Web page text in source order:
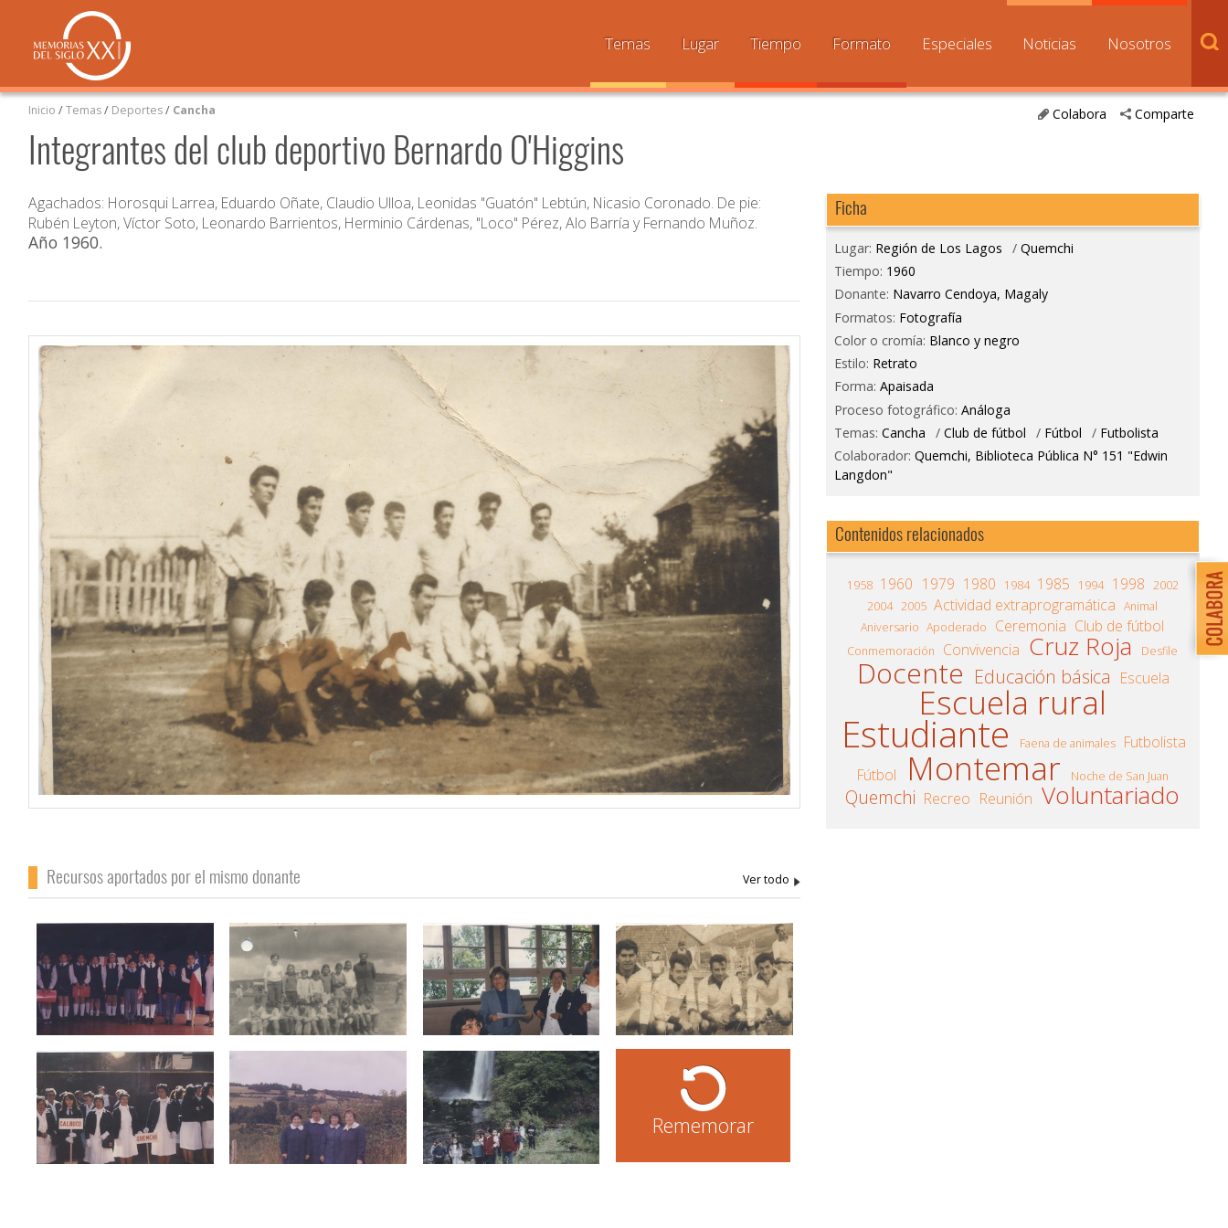
Temas Lugar Tiempo Formato Especiales Noticias Nosotros
Comparte
Colabora
Inicio /Temas/ Deportes/ Cancha
Integrantes del club deportivo Bernardo O'Higgins
Agachados: Horosqui Larrea, Eduardo Oñate, Claudio Ulloa, Leonidas "Guatón" Lebtún, Nicasio Coronado. De pie:
Rubén Leyton, Víctor Soto, Leonardo Barrientos, Herminio Cárdenas, "Loco" Pérez, Alo Barría y Fernando Muñoz.
Año 1960.
Recursos aportados por el mismo donante
Rememorar
Ficha
Lugar: Región de Los Lagos / Quemchi
Tiempo: 1960
Donante: Navarro Cendoya, Magaly
Formatos: Fotografía
Color o cromía: Blanco y negro
Estilo: Retrato
Forma: Apaisada
Proceso fotográfico: Análoga
Temas: Cancha / Club de fútbol / Fútbol / Futbolista
Colaborador: Quemchi, Biblioteca Pública N° 151 "Edwin
Langdon"
Contenidos relacionados
1958 1960 1979 1980 1984 1985 1994 1998 2002
2004 2005 Actividad extraprogramática
Animal
Aniversario Apoderado Ceremonia Club de fútbol
Conmemoración Convivencia Cruz Roja Desfile
Docente Educación básica Escuela
Escuela rural
Estudiante Faena de animales Futbolista
Fútbol
Montemar Noche de San Juan
Quemchi Recreo Reunión Voluntariado